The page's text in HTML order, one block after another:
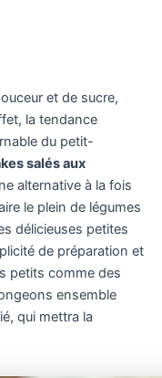
et de sucre,
la tendance
du petit-
salés aux
alternative à la fois
le plein de légumes
délicieuses petites
de préparation et
petits comme des
ensemble
qui mettra la